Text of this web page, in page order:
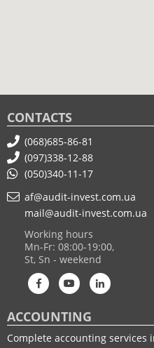
CONTACTS
(068)685-86-81
(097)338-12-88
(050)340-11-17
af@audit-invest.com.ua
mail@audit-invest.com.ua
Working hours
Mn-Fr: 08:00-19:00,
St, Sn - weekend
ACCOUNTING
Complete accounting services